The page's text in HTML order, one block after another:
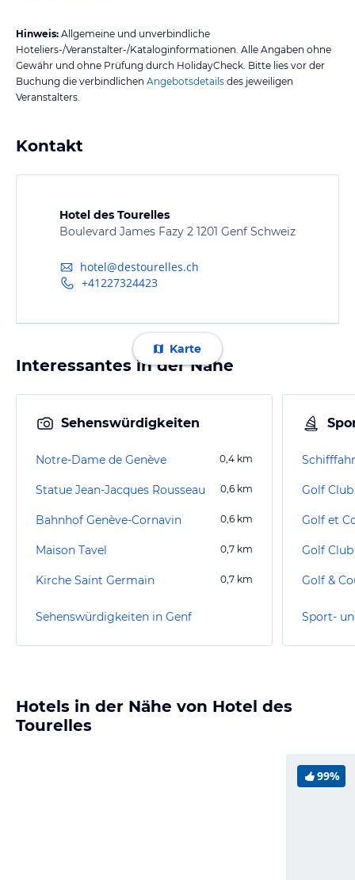
Hinweis: Allgemeine und unverbindliche
Hoteliers-/Veranstalter-/Kataloginformationen. Alle Angaben ohne
Gewähr und ohne Prüfung durch HolidayCheck. Bitte lies vor der
Buchung die verbindlichen Angebotsdetails des jeweiligen
Veranstalters.
Kontakt
Hotel des Tourelles
Boulevard James Fazy 2 1201 Genf Schweiz
hotel@destourelles.ch
+41227324423
Karte
Interessantes in der Nähe
Sehenswürdigkeiten
Notre-Dame de Genève 0,4 km
Statue Jean-Jacques Rousseau 0,6 km
Bahnhof Genève-Cornavin 0,6 km
Maison Tavel 0,7 km
Kirche Saint Germain 0,7 km
Sehenswürdigkeiten in Genf
Golf
Golf et
Golf
Sport-
Hotels in der Nähe von Hotel des
Tourelles
99%